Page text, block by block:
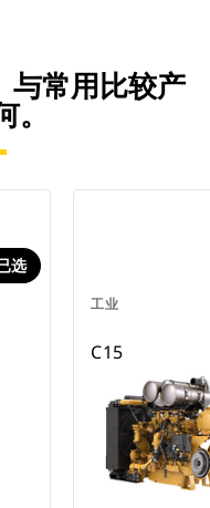
与常用比较产
。
选
工业
C15